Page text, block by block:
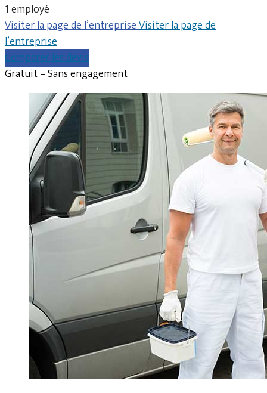
1 employé
Visiter la page de l’entrepriseVisiter la page de
l’entreprise
Comparer les devis
Gratuit – Sans engagement